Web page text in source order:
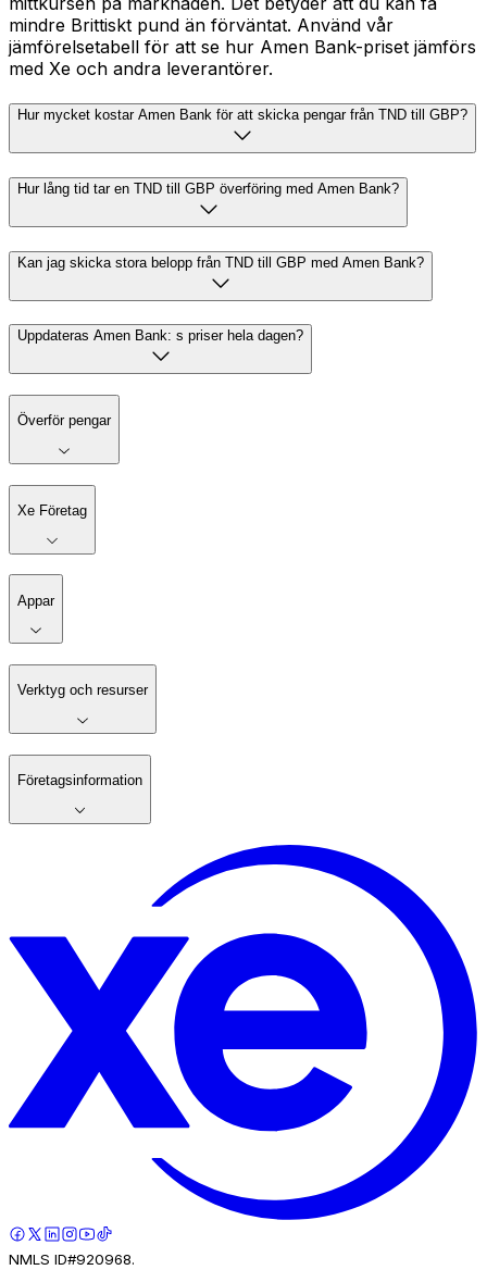
mindre Brittiskt pund än förväntat. Använd vår
jämförelsetabell för att se hur Amen Bank-priset jämförs
med Xe och andra leverantörer.
Hur mycket kostar Amen Bank för att skicka pengar från TND till GBP?
Hur lång tid tar en TND till GBP överföring med Amen Bank?
Kan jag skicka stora belopp från TND till GBP med Amen Bank?
Uppdateras Amen Bank: s priser hela dagen?
Överför pengar
Xe Företag
Appar
Verktyg och resurser
Företagsinformation
NMLS ID#920968.